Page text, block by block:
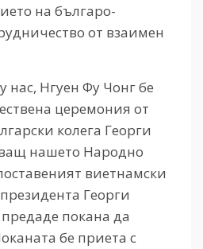
на българо-
от взаимен
нас, Нгуен Фу Чонг бе
церемония от
колега Георги
нашето Народно
виетнамски
Георги
покана да
бе приета с